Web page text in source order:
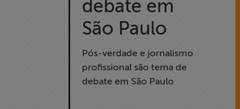
debate em
São Paulo
Pós-verdade e jornalismo
profissional são tema de
debate em São Paulo